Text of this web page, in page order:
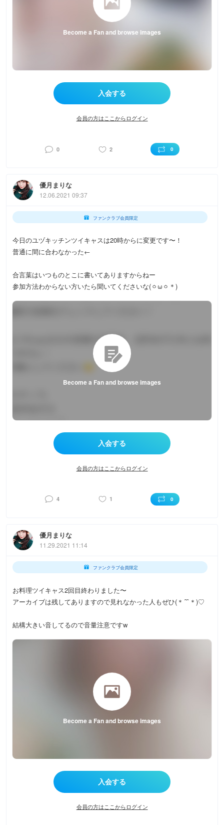
Become a Fan and browse images
会員の方はここからログイン
0 2 0
優月まりな
12.06.2021 09:37
ファンクラブ会員限定
今日のユヅキッチンツイキャスは20時からに変更です〜！
普通に間に合わなかった←
合言葉はいつものとこに書いてありますからねー
参加方法わからない方いたら聞いてくださいな(ㆁωㆁ＊)
Become a Fan and browse images
会員の方はここからログイン
4 1 0
優月まりな
11.29.2021 11:14
ファンクラブ会員限定
お料理ツイキャス2回目終わりました〜
アーカイブは残してありますので見れなかった人もぜひ(＊´˘`＊)♡
結構大きい音してるので音量注意ですw
Become a Fan and browse images
会員の方はここからログイン